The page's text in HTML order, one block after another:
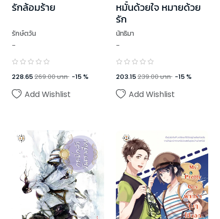
รักล้อมร้าย
รักษ์ตวัน
-
228.65269.00บาท -15 %
Add Wishlist
หมั้นด้วยใจ หมายด้วย
รัก
นัทธิมา
-
203.15239.00บาท -15 %
Add Wishlist